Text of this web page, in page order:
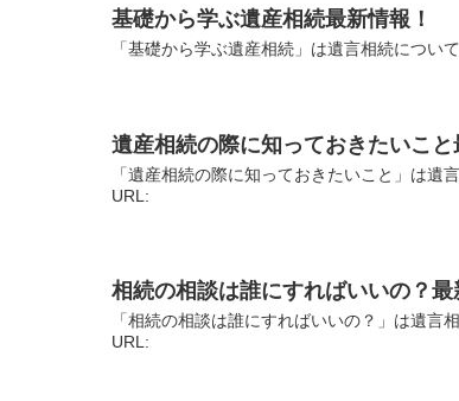
基礎から学ぶ遺産相続最新情報！
「基礎から学ぶ遺産相続」は遺言相続につ
遺産相続の際に知っておきたいこと
「遺産相続の際に知っておきたいこと」は遺
URL:
相続の相談は誰にすればいいの？最
「相続の相談は誰にすればいいの？」は遺言
URL: